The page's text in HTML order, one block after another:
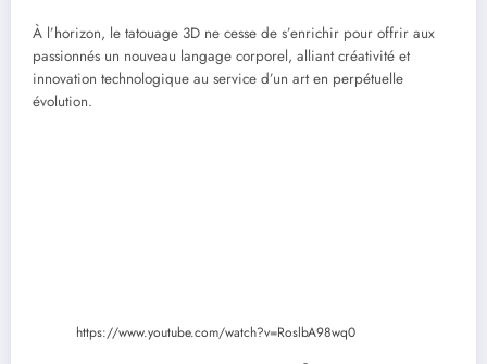
À l’horizon, le tatouage 3D ne cesse de s’enrichir pour offrir aux
passionnés un nouveau langage corporel, alliant créativité et
innovation technologique au service d’un art en perpétuelle
évolution.
https://www.youtube.com/watch?v=RoslbA98wq0